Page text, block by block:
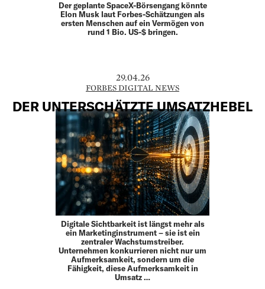
Der geplante SpaceX-Börsengang könnte
Elon Musk laut Forbes-Schätzungen als
ersten Menschen auf ein Vermögen von
rund 1 Bio. US-$ bringen.
29.04.26
FORBES DIGITAL NEWS
DER UNTERSCHÄTZTE UMSATZHEBEL
Digitale Sichtbarkeit ist längst mehr als
ein Marketinginstrument – sie ist ein
zentraler Wachstumstreiber.
Unternehmen konkurrieren nicht nur um
Aufmerksamkeit, sondern um die
Fähigkeit, diese Aufmerksamkeit in
Umsatz …